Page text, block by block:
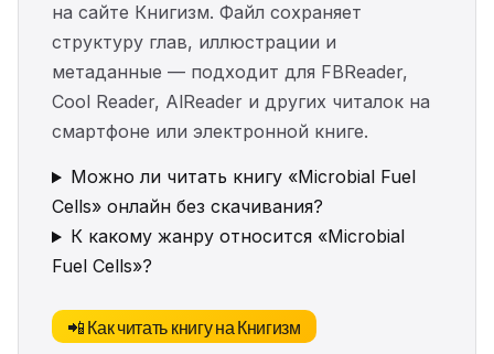
на сайте Книгизм. Файл сохраняет
структуру глав, иллюстрации и
метаданные — подходит для FBReader,
Cool Reader, AlReader и других читалок на
смартфоне или электронной книге.
Можно ли читать книгу «Microbial Fuel
Cells» онлайн без скачивания?
К какому жанру относится «Microbial
Fuel Cells»?
📲 Как читать книгу на Книгизм